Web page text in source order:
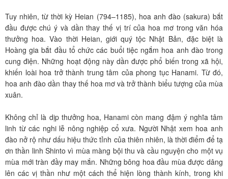
Tuy nhiên, từ thời kỳ Heian (794–1185), hoa anh đào (sakura) bắt
đầu được chú ý và dần thay thế vị trí của hoa mơ trong văn hóa
thưởng hoa. Vào thời Heian, giới quý tộc Nhật Bản, đặc biệt là
Hoàng gia bắt đầu tổ chức các buổi tiệc ngắm hoa anh đào trong
cung điện. Những hoạt động này dần được phổ biến trong xã hội,
khiến loài hoa trở thành trung tâm của phong tục Hanami. Từ đó,
hoa anh đào dần thay thế hoa mơ và trở thành biểu tượng của mùa
xuân.
Không chỉ là dịp thưởng hoa, Hanami còn mang đậm ý nghĩa tâm
linh từ các nghi lễ nông nghiệp cổ xưa. Người Nhật xem hoa anh
đào nở rộ như dấu hiệu thức tỉnh của thiên nhiên, là thời điểm để tạ
ơn thần linh Shinto vì mùa màng bội thu và cầu nguyện cho một vụ
mùa mới tràn đầy may mắn. Những bông hoa đầu mùa được dâng
lên các vị thần như một cách thể hiện lòng thành kính, trong khi